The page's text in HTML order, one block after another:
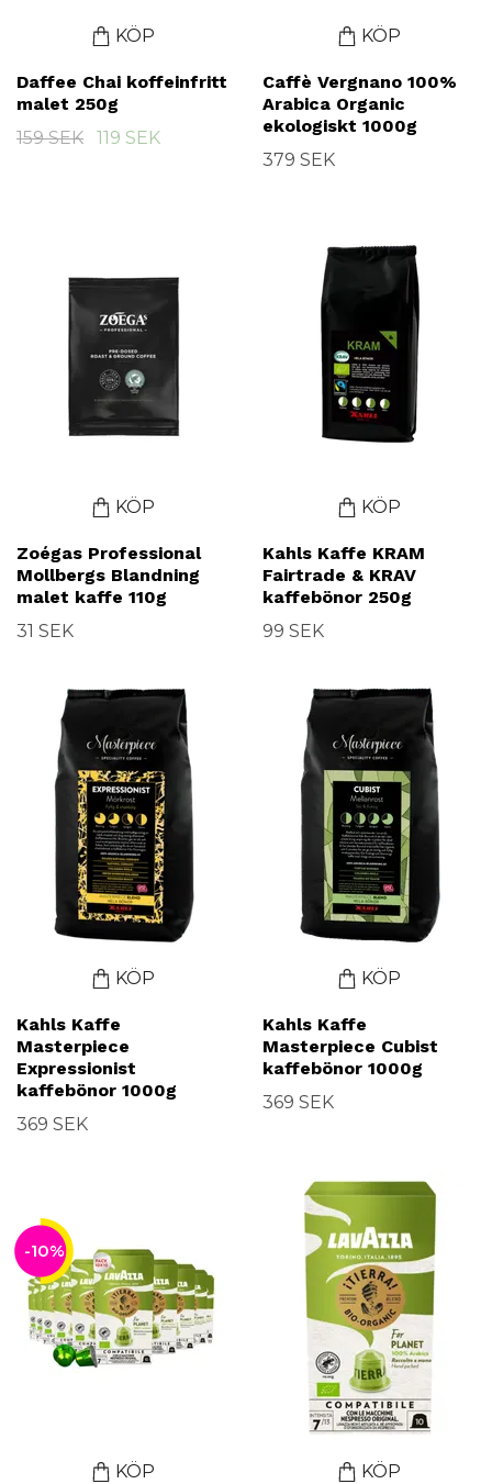
KÖP
Daffee Chai koffeinfritt
malet 250g
159 SEK
119 SEK
KÖP
Caffè Vergnano 100%
Arabica Organic
ekologiskt 1000g
379 SEK
KÖP
Zoégas Professional
Mollbergs Blandning
malet kaffe 110g
31 SEK
KÖP
Kahls Kaffe KRAM
Fairtrade & KRAV
kaffebönor 250g
99 SEK
KÖP
Kahls Kaffe
Masterpiece
Expressionist
kaffebönor 1000g
369 SEK
KÖP
Kahls Kaffe
Masterpiece Cubist
kaffebönor 1000g
369 SEK
-10%
KÖP KÖP